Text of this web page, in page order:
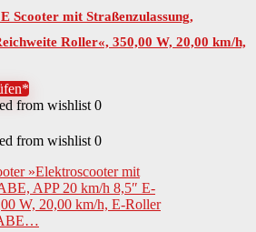
Scooter mit Straßenzulassung,
Roller«, 350,00 W, 20,00 km/h,
from wishlist 0
from wishlist 0